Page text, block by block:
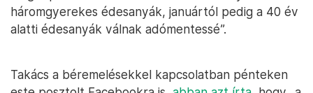
háromgyerekes édesanyák, januártól pedig a 40 év
alatti édesanyák válnak adómentessé”.
Takács a béremelésekkel kapcsolatban pénteken